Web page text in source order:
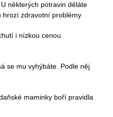
některých potravin děláte
hrozí zdravotní problémy
i nízkou cenou.
se mu vyhýbáte. Podle něj
maminky boří pravidla